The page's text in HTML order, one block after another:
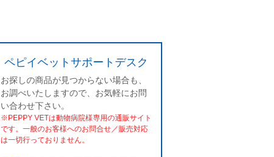
ペピイベットサポートデスク
お探しの商品が見つからない場合も、
お調べいたしますので、お気軽にお問
い合わせ下さい。
※PEPPY VETは動物病院様専用の通販サイト
です。一般のお客様へのお問合せ／販売対応
は一切行っておりません。